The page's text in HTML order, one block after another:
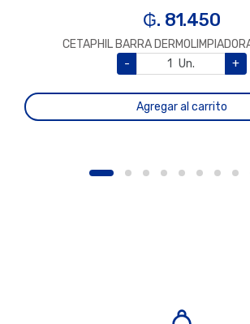
₲. 81.450
CETAPHIL BARRA
-
Un. +
Agregar al carrito